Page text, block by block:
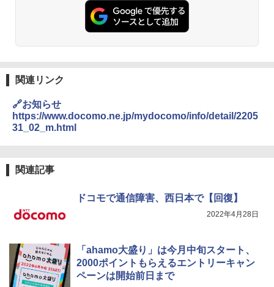
関連リンク
🔗お知らせ
https://www.docomo.ne.jp/mydocomo/info/detail/2205
31_02_m.html
関連記事
ドコモで通信障害、西日本で【回復】
2022年4月28日
「ahamo大盛り」は今月中旬スタート、
2000ポイントもらえるエントリーキャン
ペーンは開始前日まで